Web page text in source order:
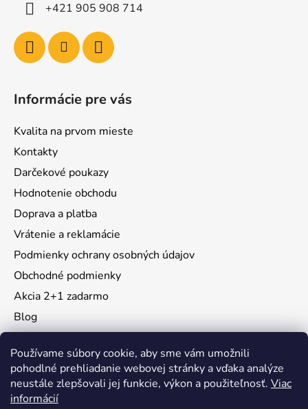
Používame súbory cookie, aby sme vám umožnili
pohodlné prehliadanie webovej stránky a vďaka analýze
neustále zlepšovali jej funkcie, výkon a použiteľnosť. Viac
informácií
+421 905 908 714
Informácie pre vás
Kvalita na prvom mieste
Kontakty
Darčekové poukazy
Hodnotenie obchodu
Doprava a platba
Vrátenie a reklamácie
Podmienky ochrany osobných údajov
Obchodné podmienky
Akcia 2+1 zadarmo
Blog
Instagram